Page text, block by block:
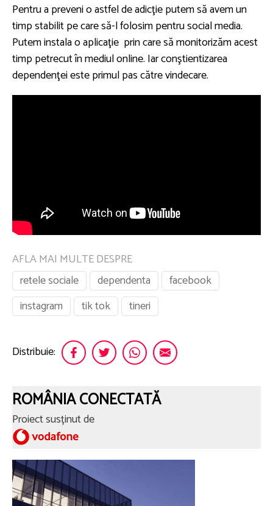
Pentru a preveni o astfel de adicţie putem să avem un
timp stabilit pe care să-l folosim pentru social media.
Putem instala o aplicaţie prin care să monitorizăm acest
timp petrecut în mediul online. Iar conştientizarea
dependenţei este primul pas către vindecare.
AFLA MAI MULTE DESPRE
retele sociale
dependenta
facebook
instagram
tik tok tineri
Distribuie:
ROMÂNIA CONECTATĂ
Proiect susținut de